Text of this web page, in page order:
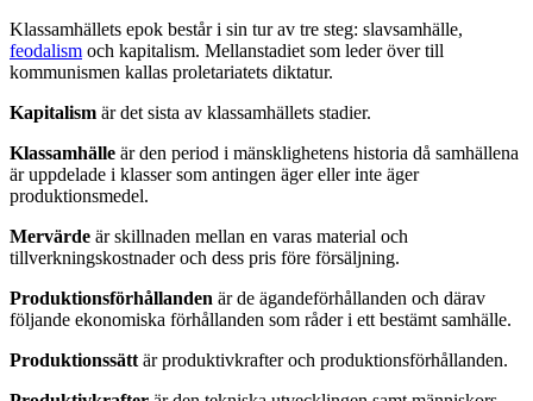
Klassamhällets epok består i sin tur av tre steg: slavsamhälle,
feodalism och kapitalism. Mellanstadiet som leder över till
kommunismen kallas proletariatets diktatur.
Kapitalism är det sista av klassamhällets stadier.
Klassamhälle är den period i mänsklighetens historia då samhällena
är uppdelade i klasser som antingen äger eller inte äger
produktionsmedel.
Mervärde är skillnaden mellan en varas material och
tillverkningskostnader och dess pris före försäljning.
Produktionsförhållanden är de ägandeförhållanden och därav
följande ekonomiska förhållanden som råder i ett bestämt samhälle.
Produktionssätt är produktivkrafter och produktionsförhållanden.